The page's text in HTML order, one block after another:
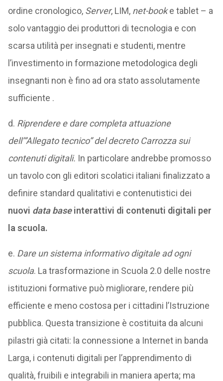
ordine cronologico, Server, LIM, net-booke tablet – a
solo vantaggio dei produttori di tecnologia e con
scarsa utilità per insegnati e studenti, mentre
l’investimento in formazione metodologica degli
insegnanti non è fino ad ora stato assolutamente
sufficiente .
d. Riprendere e dare completa attuazione
dell’”Allegato tecnico” del decreto Carrozza sui
contenuti digitali. In particolare andrebbe promosso
un tavolo con gli editori scolatici italiani finalizzato a
definire standard qualitativi e contenutistici dei
nuovi data baseinterattivi di contenuti digitali per
la scuola.
e. Dare un sistema informativo digitale ad ogni
scuola. La trasformazione in Scuola 2.0 delle nostre
istituzioni formative può migliorare, rendere più
efficiente e meno costosa per i cittadini l’Istruzione
pubblica. Questa transizione è costituita da alcuni
pilastri già citati: la connessione a Internet in banda
Larga, i contenuti digitali per l’apprendimento di
qualità, fruibili e integrabili in maniera aperta; ma